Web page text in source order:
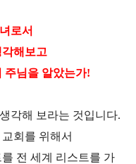
로서
해보고
주님을 알았는가!
각해 보라는 것입니다.
회를 위해서
전 세계 리스트를 가